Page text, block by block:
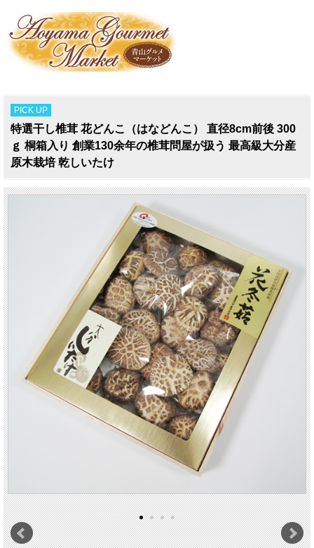
PICK UP
特選干し椎茸 花どんこ（はなどんこ） 直径8cm前後 300
ｇ 桐箱入り 創業130余年の椎茸問屋が扱う 最高級大分産
原木栽培 乾しいたけ